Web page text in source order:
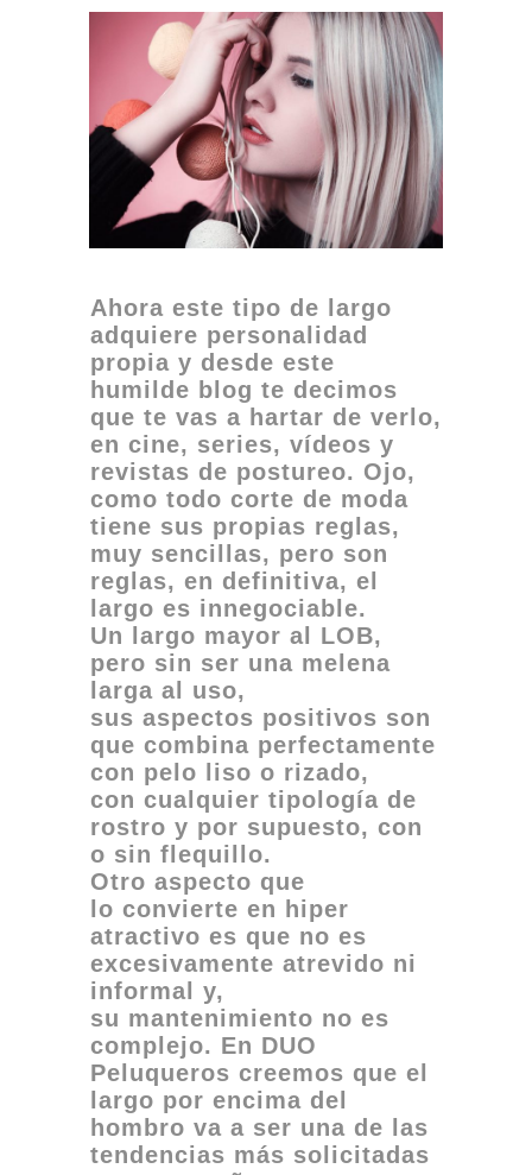
Ahora este tipo de largo
adquiere personalidad
propia y desde este
humilde blog te decimos
que te vas a hartar de verlo,
en cine, series, vídeos y
revistas de postureo. Ojo,
como todo corte de moda
tiene sus propias reglas,
muy sencillas, pero son
reglas, en definitiva, el
largo es innegociable.
Un largo mayor al LOB,
pero sin ser una melena
larga al uso,
sus aspectos positivos son
que combina perfectamente
con pelo liso o rizado,
con cualquier tipología de
rostro y por supuesto, con
o sin flequillo.
Otro aspecto que
lo convierte en hiper
atractivo es que no es
excesivamente atrevido ni
informal y,
su mantenimiento no es
complejo. En DUO
Peluqueros creemos que el
largo por encima del
hombro va a ser una de las
tendencias más solicitadas